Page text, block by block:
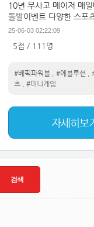
10년 무사고 메이저 매
돌발이벤트 다양한 스포
25-06-03 02:22:09
5점 / 111명
#베픽파워볼 #에볼루션
츠
#미니게임
자세히보